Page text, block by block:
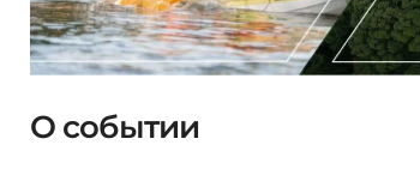
О событии